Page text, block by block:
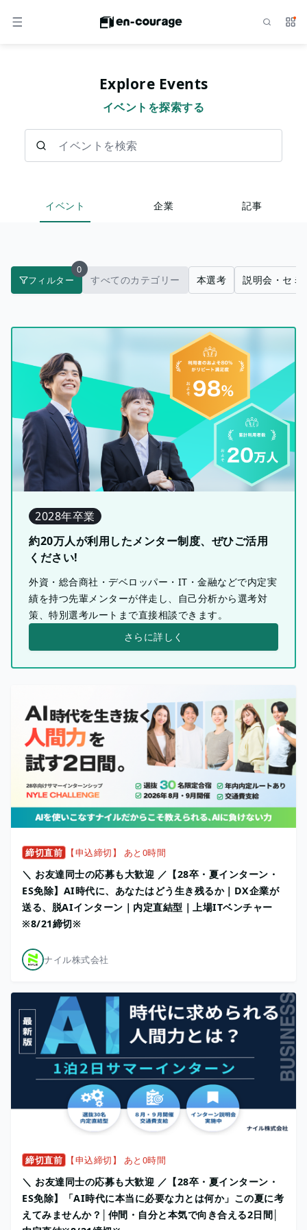
メニュー サ
Explore Events
イベントを探索する
イベント 企業 記事
フィルター
0
すべてのカテゴリー 本選考 説明会・セミ
2028年卒業
約20万人が利用したメンター制度、ぜひご活用
ください!
外資・総合商社・デベロッパー・IT・金融などで内定実
績を持つ先輩メンターが伴走し、自己分析から選考対
策、特別選考ルートまで直接相談できます。
さらに詳しく
締切直前 【申込締切】 あと0時間
＼ お友達同士の応募も大歓迎 ／【28卒・夏インターン・
ES免除】AI時代に、あなたはどう生き残るか｜DX企業が
送る、脱AIインターン｜内定直結型｜上場ITベンチャー
※8/21締切※
ナイル株式会社
締切直前 【申込締切】 あと0時間
＼ お友達同士の応募も大歓迎 ／【28卒・夏インターン・
ES免除】「AI時代に本当に必要な力とは何か」この夏に考
えてみませんか？│仲間・自分と本気で向き合える2日間│